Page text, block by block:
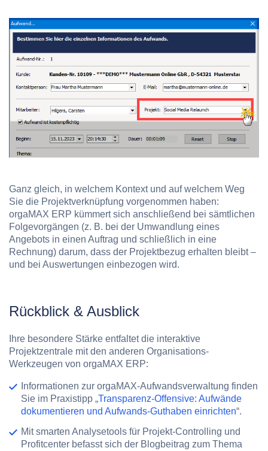
Ganz gleich, in welchem Kontext und auf welchem Weg
Sie die Projektverknüpfung vorgenommen haben:
orgaMAX ERP kümmert sich anschließend bei sämtlichen
Folgevorgängen (z. B. bei der Umwandlung eines
Angebots in einen Auftrag und schließlich in eine
Rechnung) darum, dass der Projektbezug erhalten bleibt –
und bei Auswertungen einbezogen wird.
Rückblick & Ausblick
Ihre besondere Stärke entfaltet die interaktive
Projektzentrale mit den anderen Organisations-
Werkzeugen von orgaMAX ERP:
Informationen zur orgaMAX-Aufwandsverwaltung finden
Sie im Praxistipp „Transparenz-Offensive: Aufwände
dokumentieren und Aufwands-Guthaben einrichten“.
Mit smarten Analysetools für Projekt-Controlling und
Profitcenter befasst sich der Blogbeitrag zum Thema